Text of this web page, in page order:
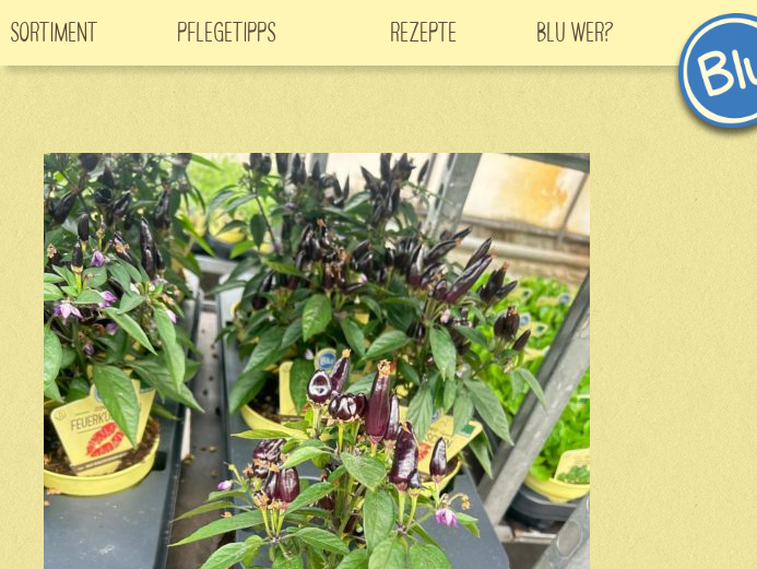
Sortiment
Neuheiten
Pflegetipps
CO -Klimabaum
Rezepte
Filme
Blu Wer?